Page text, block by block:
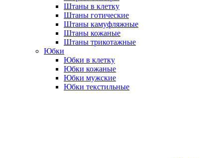
Штаны в клетку
Штаны готические
Штаны камуфляжные
Штаны кожаные
Штаны трикотажные
Юбки
Юбки в клетку
Юбки кожаные
Юбки мужские
Юбки текстильные